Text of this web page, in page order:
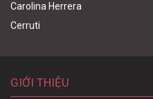
Carolina Herrera
Cerruti
GIỚI THIỆU